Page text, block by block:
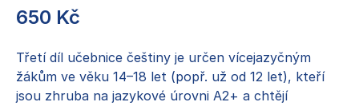
650 Kč
Třetí díl učebnice češtiny je určen vícejazyčným
žákům ve věku 14–18 let (popř. už od 12 let), kteří
jsou zhruba na jazykové úrovni A2+ a chtějí